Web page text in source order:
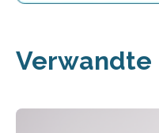
Verwandte